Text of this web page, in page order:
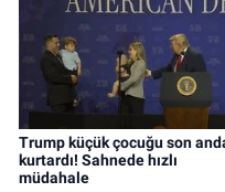
Trump küçük çocuğu son
kurtardı! Sahnede hızlı
müdahale